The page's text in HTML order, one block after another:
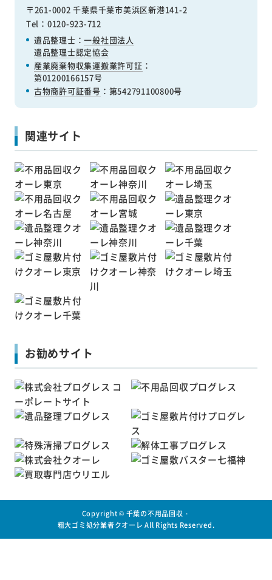
〒261-0002 千葉県千葉市美浜区新港141-2
Tel：0120-923-712
遺品整理士：一般社団法人
遺品整理士認定協会
産業廃棄物収集運搬業許可証 ：
第01200166157号
古物商許可証番号 ：第542791100800号
関連サイト
お勧めサイト
Copyright © 千葉の不用品回収・
粗大ゴミ処分業者クオーレ All Rights Reserved.